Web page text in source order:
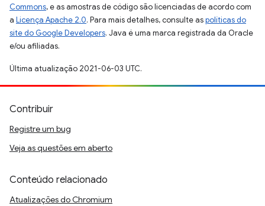
Commons, e as amostras de código são licenciadas de acordo com
a Licença Apache 2.0. Para mais detalhes, consulte aspolíticas do
site do Google Developers. Java é uma marca registrada da Oracle
e/ou afiliadas.
Última atualização 2021-06-03 UTC.
Contribuir
Registre um bug
Veja as questões em aberto
Conteúdo relacionado
Atualizações do Chromium